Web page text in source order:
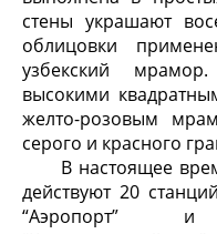
стены украшают
облицовки
узбекский
высокими
желто-розовым
серого и красного
В настоящее
действуют 20
“Аэропорт” и